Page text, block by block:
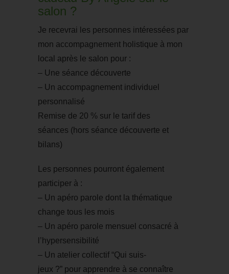
salon ?
Je recevrai les personnes intéressées par
mon accompagnement holistique à mon
local après le salon pour :
– Une séance découverte
– Un accompagnement individuel
personnalisé
Remise de 20 % sur le tarif des
séances (hors séance découverte et
bilans)
Les personnes pourront également
participer à :
– Un apéro parole dont la thématique
change tous les mois
– Un apéro parole mensuel consacré à
l’hypersensibilité
– Un atelier collectif “Qui suis-
jeux ?” pour apprendre à se connaître